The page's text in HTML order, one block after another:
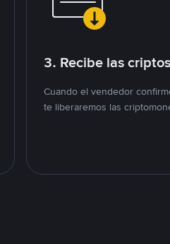
3. Recibe las criptos
Cuando el vendedor
te liberaremos las